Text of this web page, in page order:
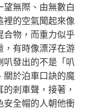
無際、由無數白
裡的空氣聞起來像
合物，而重力似乎
，有時像漂浮在游
叭發出的不是「叭
關於泊車口訣的魔
剎車聲，接著，
安全帽的人朝他衝